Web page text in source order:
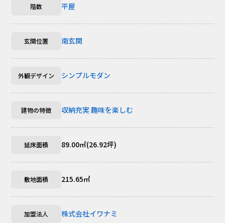
階数 平屋
玄関位置 南玄関
外観デザイン シンプルモダン
建物の特徴 収納充実趣味を楽しむ
延床面積 89.00㎡(26.92坪)
敷地面積 215.65㎡
加盟法人 株式会社イワナミ